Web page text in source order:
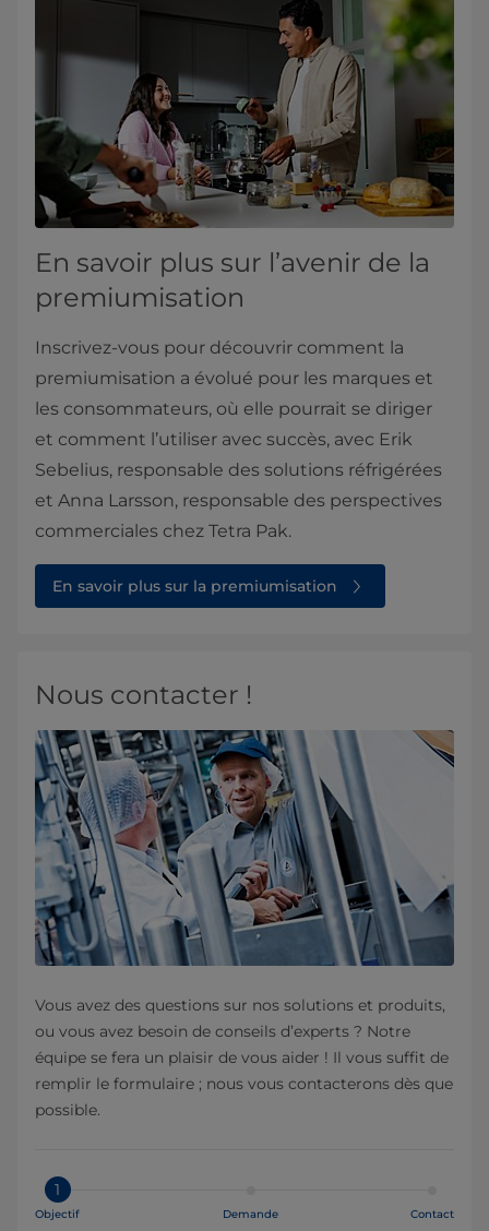
En savoir plus sur l’avenir de la
premiumisation
Inscrivez-vous pour découvrir comment la
premiumisation a évolué pour les marques et
les consommateurs, où elle pourrait se diriger
et comment l’utiliser avec succès, avec Erik
Sebelius, responsable des solutions réfrigérées
et Anna Larsson, responsable des perspectives
commerciales chez Tetra Pak.
En savoir plus sur la premiumisation
Nous contacter !
Vous avez des questions sur nos solutions et produits,
ou vous avez besoin de conseils d’experts ? Notre
équipe se fera un plaisir de vous aider ! Il vous suffit de
remplir le formulaire ; nous vous contacterons dès que
possible.
1
Objectif Demande Contact